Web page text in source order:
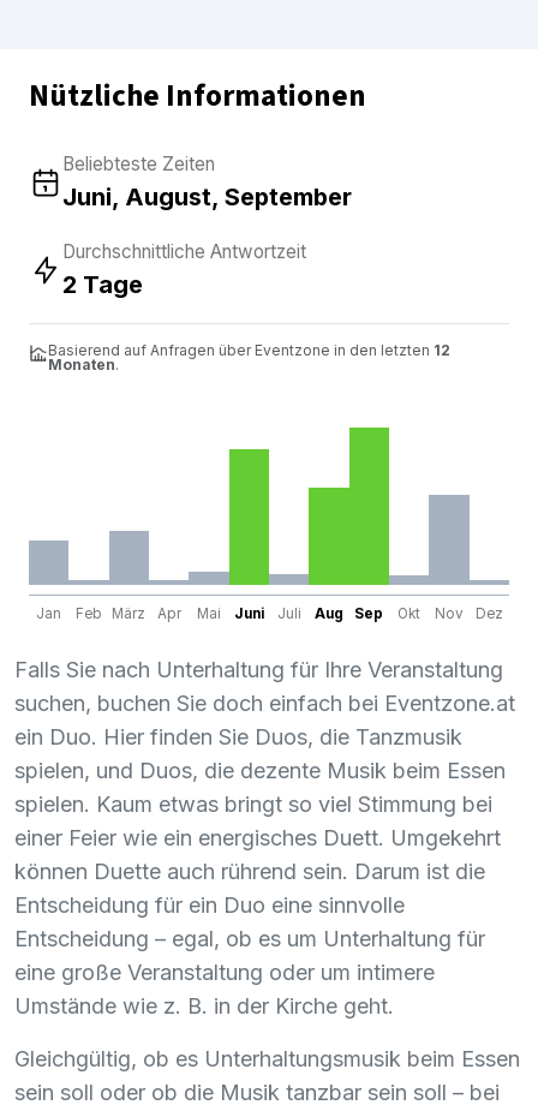
Nützliche Informationen
Beliebteste Zeiten
Juni, August, September
Durchschnittliche Antwortzeit
2 Tage
Basierend auf Anfragen über Eventzone in den letzten 12
Monaten.
Jan Feb März Apr Mai Juni Juli Aug Sep Okt Nov Dez
Falls Sie nach Unterhaltung für Ihre Veranstaltung
suchen, buchen Sie doch einfach bei Eventzone.at
ein Duo. Hier finden Sie Duos, die Tanzmusik
spielen, und Duos, die dezente Musik beim Essen
spielen. Kaum etwas bringt so viel Stimmung bei
einer Feier wie ein energisches Duett. Umgekehrt
können Duette auch rührend sein. Darum ist die
Entscheidung für ein Duo eine sinnvolle
Entscheidung – egal, ob es um Unterhaltung für
eine große Veranstaltung oder um intimere
Umstände wie z. B. in der Kirche geht.
Gleichgültig, ob es Unterhaltungsmusik beim Essen
sein soll oder ob die Musik tanzbar sein soll – bei